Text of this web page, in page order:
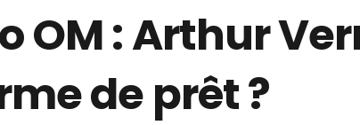
OM : Arthur
de prêt ?